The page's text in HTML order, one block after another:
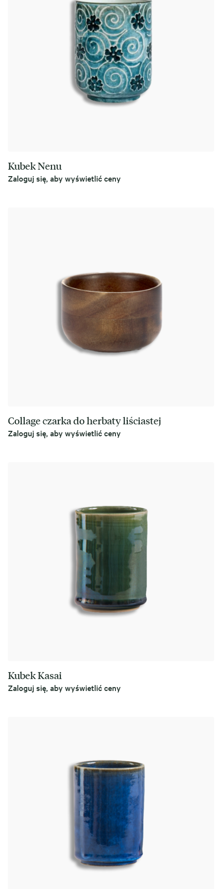
Kubek Nenu
Zaloguj się, aby wyświetlić ceny
Collage czarka do herbaty liściastej
Zaloguj się, aby wyświetlić ceny
Kubek Kasai
Zaloguj się, aby wyświetlić ceny